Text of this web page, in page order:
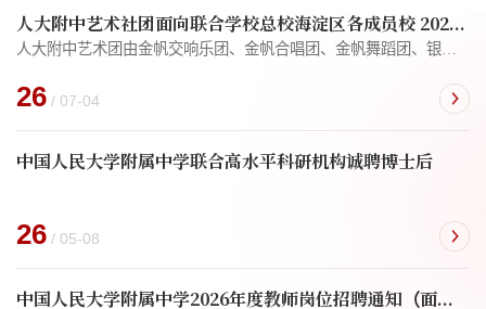
26 / 07-04
人大附中艺术社团面向联合学校总校海淀区各成员校 2026级初一年级学生招募团员的通知
人大附中艺术团由金帆交响乐团、金帆合唱团、金帆舞蹈团、银帆男子舞蹈团、电子轻音乐团、音乐创编社团及多个美术社团组成，现有团员400余人。我校艺术团赛事成果丰硕，屡获国家级和北京市学生艺术节金奖第一名的优异成绩。金帆交响乐团蝉联第一、二、三、四、八届全国中学生艺术展演一等奖，2006年斩获维也纳国际青年音乐节金奖第一名；金帆合唱团荣获第二、三、八届全国中学生艺术展演一等奖，第十二、十四届中国国际合唱节少年组金奖第一名；...
26 / 05-08
中国人民大学附属中学联合高水平科研机构诚聘博士后
中国人民大学附属中学2026年度教师岗位招聘通知（面向调入人员、海外留学回国人员）